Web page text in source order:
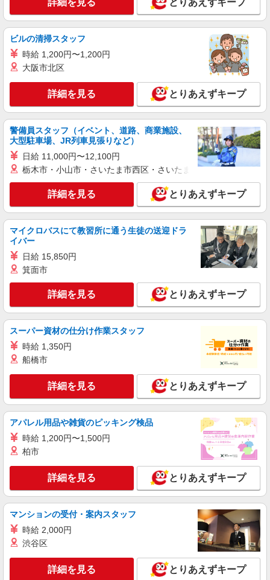
時給1,500円〜1,750円 ★週払いOK（規定あ
り） ※給与幅は経験・能力による
神奈川県横浜市保土ヶ谷区 【最寄駅】相鉄
線 二俣川駅 バス ★勤務地は3000ヶ所以上★
自宅から通いやすいエリアなど、お好きな勤務地
をお選び下さい！！
キープ 詳細を見る
パート
訪問介護事業所 ソラスト保土ヶ谷/1480000022-009
ホームヘルパー（訪問介護員）（役職なし）
時給1,230円〜2,350円（経験・能力等による）
＜給与補足＞資格取得期間中は、時給1,230円。資
格取得後は、生活援助:時給1,850円〜/身体介護:時
給2,350円〜。7:00〜8:00、18:00〜20:00は時給
神奈川県横浜市保土ヶ谷区岩井町123-2
キープ 詳細を見る
職業紹介
株式会社kotrio /●YK-S-2115076
≪西横浜駅≫障がい者デイサービス！生活サポ
時給1550円〜2312円 ＜交通費全支給(ガソリ
横浜市保土ヶ谷区
キープ 詳細を見る
派遣社員
株式会社kotrio /●YK-H-2100924
＼最強の福利厚生！／保土ケ谷駅のシニアマン
ションで見守りなど
時給1600円〜2250円 ＜日払い有/週払い有/交
通費全支給(ガソリン代含む)＞
保土ヶ谷区≪保土ヶ谷駅近く≫
詳細を見る
株式会社kotrio /●YK-S-2083483
ホームのパート職員
時給1550円〜2312円 ＜交通費全支給(ガソリ
横浜市保土ヶ谷区内
詳細を見る とりあえずキープ
ビルの清掃スタッフ
時給 1,200円〜1,200円
大阪市北区
詳細を見る とりあえずキープ
警備員スタッフ（イベント、道路、商業施設、
大型駐車場、JR列車見張りなど）
日給 11,000円〜12,100円
栃木市・小山市・さいたま市西区・さいたま市岩槻区・久喜市・
詳細を見る とりあえずキープ
マイクロバスにて教習所に通う生徒の送迎ドラ
イバー
日給 15,850円
箕面市
詳細を見る とりあえずキープ
スーパー資材の仕分け作業スタッフ
時給 1,350円
船橋市
詳細を見る とりあえずキープ
アパレル用品や雑貨のピッキング検品
時給 1,200円〜1,500円
柏市
詳細を見る とりあえずキープ
マンションの受付・案内スタッフ
時給 2,000円
渋谷区
詳細を見る とりあえずキープ